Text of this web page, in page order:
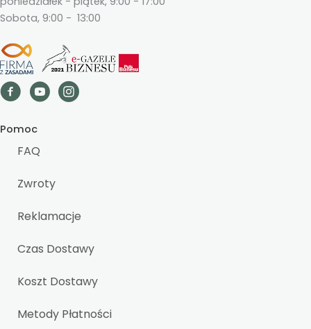
Sobota, 9:00 - 13:00
Pomoc
FAQ
Zwroty
Reklamacje
Czas Dostawy
Koszt Dostawy
Metody Płatności